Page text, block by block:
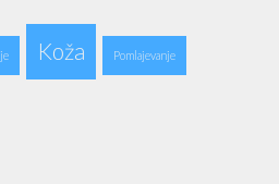
Koža Pomlajevanje